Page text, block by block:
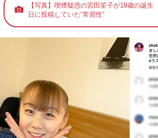
【写真】喫煙疑惑の宮田笙子が19歳の誕生
日に投稿していた“常習性”